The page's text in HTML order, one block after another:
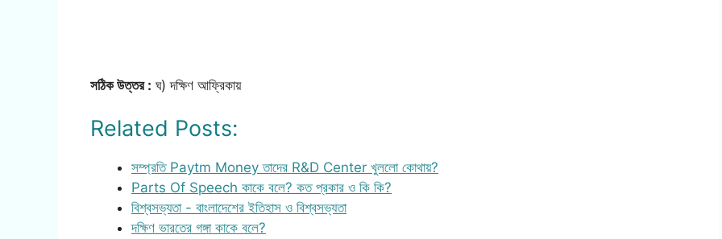
সঠিক উত্তর : ঘ) দক্ষিণ আফ্রিকায়
Related Posts:
সম্প্রতি Paytm Money তাদের R&D Center খুললো কোথায়?
Parts Of Speech কাকে বলে? কত প্রকার ও কি কি?
বিশ্বসভ্যতা - বাংলাদেশের ইতিহাস ও বিশ্বসভ্যতা
দক্ষিণ ভারতের গঙ্গা কাকে বলে?